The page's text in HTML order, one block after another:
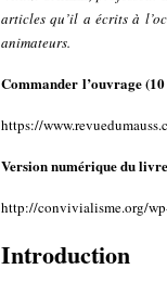
articles qu’il a écrits à
animateurs.
Commander l’ouvrage
https://
Version numérique du
http://convivialisme.org/
Introduction